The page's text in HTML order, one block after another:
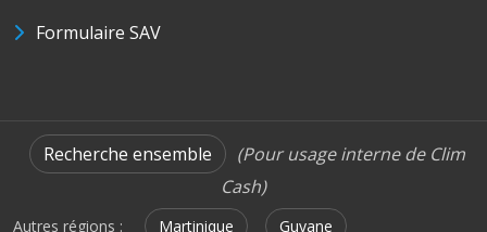
Formulaire SAV
Recherche ensemble
(Pour usage interne de Clim
Cash)
Autres régions : Martinique Guyane